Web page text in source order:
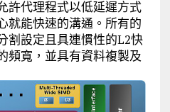
許代理程式以低延遲方式
就能快速的溝通。所有的
割設定且具連慣性的L2快
頻寬，並具有資料複製及